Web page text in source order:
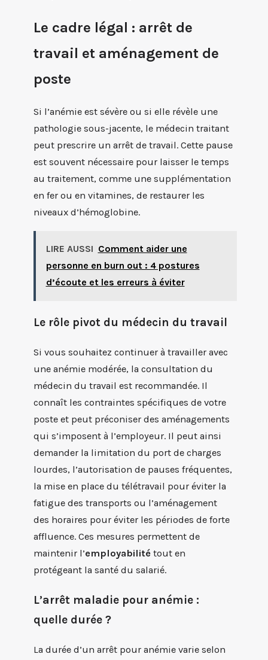
Le cadre légal : arrêt de
travail et aménagement de
poste
Si l’anémie est sévère ou si elle révèle une
pathologie sous-jacente, le médecin traitant
peut prescrire un arrêt de travail. Cette pause
est souvent nécessaire pour laisser le temps
au traitement, comme une supplémentation
en fer ou en vitamines, de restaurer les
niveaux d’hémoglobine.
LIRE AUSSI Comment aider une
personne en burn out : 4 postures
d’écoute et les erreurs à éviter
Le rôle pivot du médecin du travail
Si vous souhaitez continuer à travailler avec
une anémie modérée, la consultation du
médecin du travail est recommandée. Il
connaît les contraintes spécifiques de votre
poste et peut préconiser des aménagements
qui s’imposent à l’employeur. Il peut ainsi
demander la limitation du port de charges
lourdes, l’autorisation de pauses fréquentes,
la mise en place du télétravail pour éviter la
fatigue des transports ou l’aménagement
des horaires pour éviter les périodes de forte
affluence. Ces mesures permettent de
maintenir l’employabilité tout en
protégeant la santé du salarié.
L’arrêt maladie pour anémie :
quelle durée ?
La durée d’un arrêt pour anémie varie selon